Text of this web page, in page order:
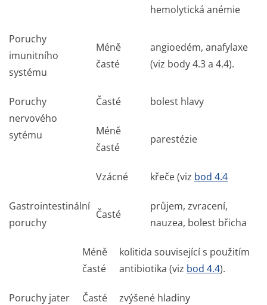
hemolytická anémie
Poruchy
imunitního
systému
Méně
časté
angioedém, anafylaxe
(viz body 4.3 a 4.4).
Poruchy
nervového
sytému
Časté bolest hlavy
Méně
časté
parestézie
Vzácné křeče (viz bod 4.4
Gastrointestinální
poruchy
Časté
průjem, zvracení,
nauzea, bolest břicha
Méně
časté
kolitida související s použitím
antibiotika (viz bod 4.4).
Poruchy jater Časté zvýšené hladiny